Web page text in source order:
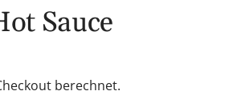
Sauce
berechnet.